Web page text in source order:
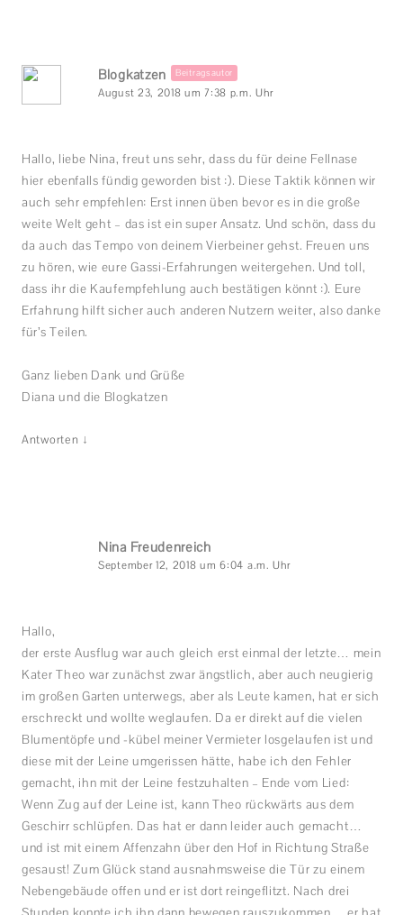
Blogkatzen Beitragsautor
August 23, 2018 um 7:38 p.m. Uhr
Hallo, liebe Nina, freut uns sehr, dass du für deine Fellnase
hier ebenfalls fündig geworden bist :). Diese Taktik können wir
auch sehr empfehlen: Erst innen üben bevor es in die große
weite Welt geht – das ist ein super Ansatz. Und schön, dass du
da auch das Tempo von deinem Vierbeiner gehst. Freuen uns
zu hören, wie eure Gassi-Erfahrungen weitergehen. Und toll,
dass ihr die Kaufempfehlung auch bestätigen könnt :). Eure
Erfahrung hilft sicher auch anderen Nutzern weiter, also danke
für’s Teilen.
Ganz lieben Dank und Grüße
Diana und die Blogkatzen
Antworten ↓
Nina Freudenreich
September 12, 2018 um 6:04 a.m. Uhr
Hallo,
der erste Ausflug war auch gleich erst einmal der letzte… mein
Kater Theo war zunächst zwar ängstlich, aber auch neugierig
im großen Garten unterwegs, aber als Leute kamen, hat er sich
erschreckt und wollte weglaufen. Da er direkt auf die vielen
Blumentöpfe und -kübel meiner Vermieter losgelaufen ist und
diese mit der Leine umgerissen hätte, habe ich den Fehler
gemacht, ihn mit der Leine festzuhalten – Ende vom Lied:
Wenn Zug auf der Leine ist, kann Theo rückwärts aus dem
Geschirr schlüpfen. Das hat er dann leider auch gemacht…
und ist mit einem Affenzahn über den Hof in Richtung Straße
gesaust! Zum Glück stand ausnahmsweise die Tür zu einem
Nebengebäude offen und er ist dort reingeflitzt. Nach drei